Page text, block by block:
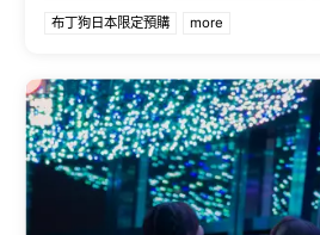
布丁狗日本限定預購 more